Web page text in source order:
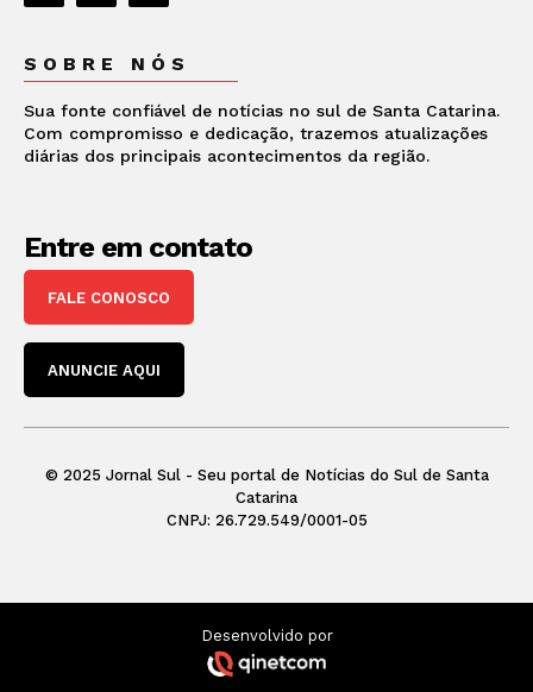
SOBRE NÓS
Sua fonte confiável de notícias no sul de Santa Catarina.
Com compromisso e dedicação, trazemos atualizações
diárias dos principais acontecimentos da região.
Entre em contato
FALE CONOSCO
ANUNCIE AQUI
© 2025 Jornal Sul - Seu portal de Notícias do Sul de Santa
Catarina
CNPJ: 26.729.549/0001-05
Desenvolvido por